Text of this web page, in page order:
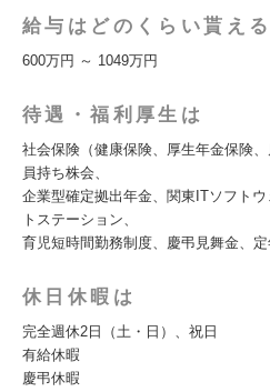
給与はどのくらい貰え
600万円 ～ 1049万円
待遇・福利厚生は
社会保険（健康保険、厚生年金保険
員持ち株会、
企業型確定拠出年金、関東ITソフト
トステーション、
育児短時間勤務制度、慶弔見舞金、
休日休暇は
完全週休2日（土・日）、祝日
有給休暇
慶弔休暇